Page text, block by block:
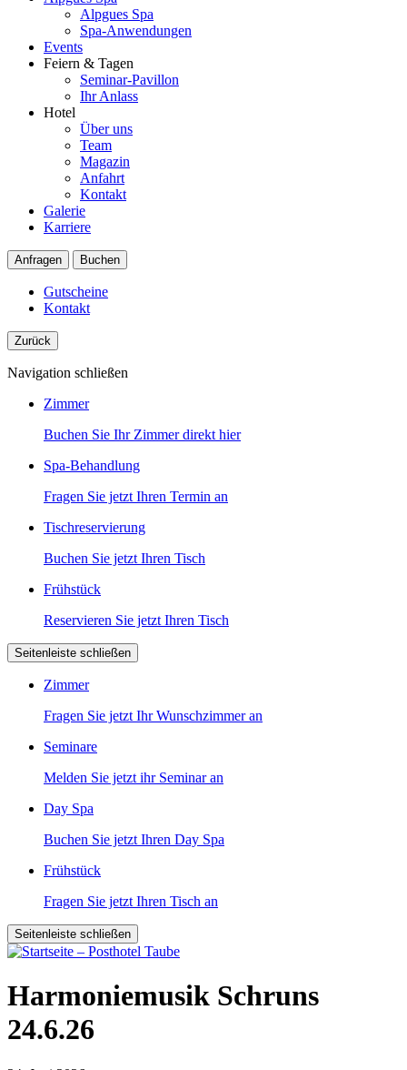
Alpgues Spa
Spa-Anwendungen
Events
Feiern & Tagen
Seminar-Pavillon
Ihr Anlass
Hotel
Über uns
Team
Magazin
Anfahrt
Kontakt
Galerie
Karriere
Anfragen Buchen
Gutscheine
Kontakt
Zurück
Navigation schließen
Zimmer
Buchen Sie Ihr Zimmer direkt hier
Spa-Behandlung
Fragen Sie jetzt Ihren Termin an
Tischreservierung
Buchen Sie jetzt Ihren Tisch
Frühstück
Reservieren Sie jetzt Ihren Tisch
Seitenleiste schließen
Zimmer
Fragen Sie jetzt Ihr Wunschzimmer an
Seminare
Melden Sie jetzt ihr Seminar an
Day Spa
Buchen Sie jetzt Ihren Day Spa
Frühstück
Fragen Sie jetzt Ihren Tisch an
Seitenleiste schließen
Harmoniemusik Schruns
24.6.26